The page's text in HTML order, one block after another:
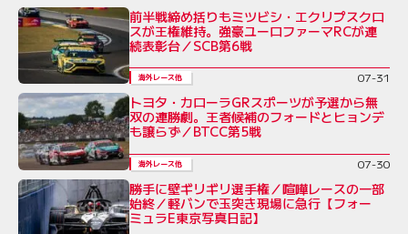
前半戦締め括りもミツビシ・エクリプスクロ
スが王権維持。強豪ユーロファーマRCが連
続表彰台／SCB第6戦
海外レース他 07-31
トヨタ・カローラGRスポーツが予選から無
双の連勝劇。王者候補のフォードとヒョンデ
も譲らず／BTCC第5戦
海外レース他 07-30
勝手に壁ギリギリ選手権／喧嘩レースの一部
始終／軽バンで玉突き現場に急行【フォー
ミュラE東京写真日記】